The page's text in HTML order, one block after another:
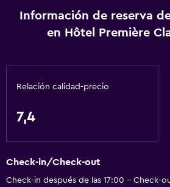
Información de reserva
en Hôtel Première
Relación calidad-precio
7,4
Check-in/Check-out
Check-in después de las 17:00 - Check-